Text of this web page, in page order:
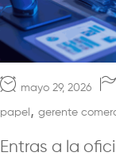
mayo 29, 2026
papel , gerente
Entras a la